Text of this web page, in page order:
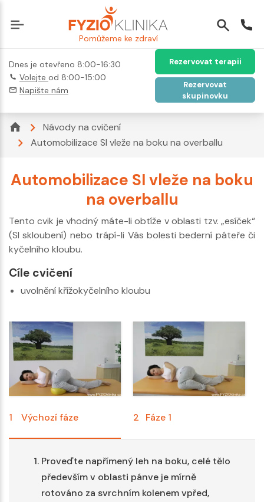
Pomůžeme ke zdraví
Dnes je otevřeno 8:00-16:30
Volejte od 8:00-15:00
Napište nám
Rezervovat terapii
Rezervovat
skupinovku
Návody na cvičení
Automobilizace SI vleže na boku na overballu
Automobilizace SI vleže na boku
na overballu
Tento cvik je vhodný máte-li obtíže v oblasti tzv. „esíček“
(SI skloubení) nebo trápí-li Vás bolesti bederní páteře či
kyčelního kloubu.
Cíle cvičení
uvolnění křížokyčelního kloubu
1 Výchozí fáze 2 Fáze 1
Proveďte napřímený leh na boku, celé tělo
především v oblasti pánve je mírně
rotováno za svrchním kolenem vpřed,